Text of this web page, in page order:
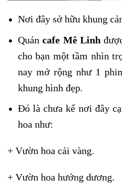
Nơi đây sở hữu khung
Quáncafe Mê Linh
cho bạn một tầm nhìn
nay mở rộng như 1
khung hình đẹp.
Đó là chưa kể nơi đây
hoa như:
+ Vườn hoa cải vàng.
+ Vườn hoa hướng dương.